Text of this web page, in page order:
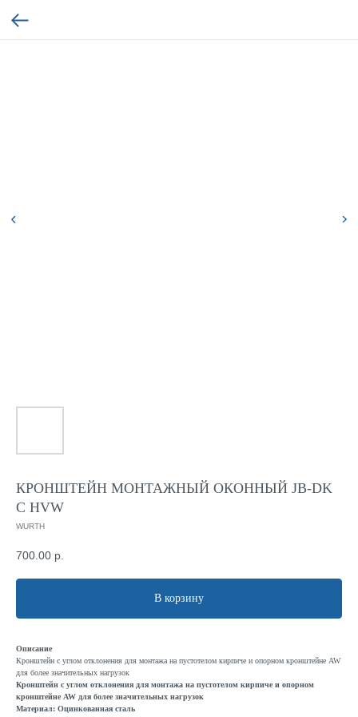
КРОНШТЕЙН МОНТАЖНЫЙ ОКОННЫЙ JB-DK
С HVW
WURTH
700.00 р.
В корзину
Описание
Кронштейн с углом отклонения для монтажа на пустотелом кирпиче и опорном кронштейне AW
для более значительных нагрузок
Кронштейн с углом отклонения для монтажа на пустотелом кирпиче и опорном
кронштейне AW для более значительных нагрузок
Материал: Оцинкованная сталь